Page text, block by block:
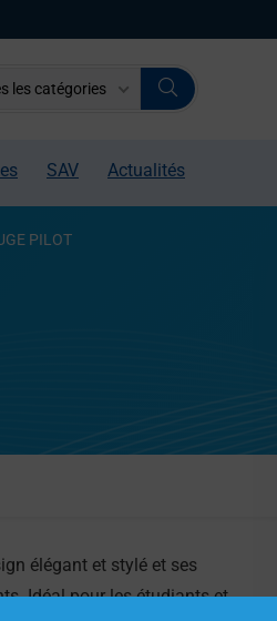
les catégories
SAV Actualités
PILOT
élégant et stylé et ses
Idéal pour les étudiants et